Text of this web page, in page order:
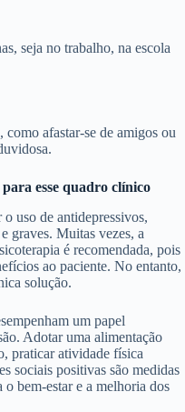
seja no trabalho, na escola
afastar-se de amigos ou
esse quadro clínico
uso de antidepressivos,
graves. Muitas vezes, a
é recomendada, pois
ao paciente. No entanto,
solução.
um papel
Adotar uma alimentação
praticar atividade física
sociais positivas são medidas
bem-estar e a melhoria dos